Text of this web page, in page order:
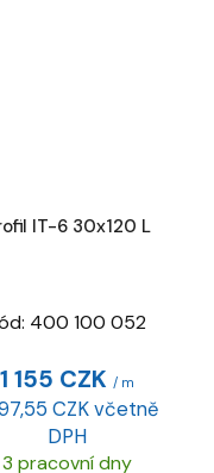
IT-6 30x120 L
400 100 052
1 155 CZK / m
CZK včetně
DPH
3 pracovní dny